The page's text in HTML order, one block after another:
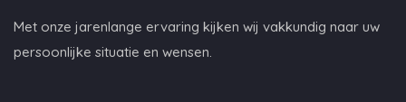
Met onze jarenlange ervaring kijken wij vakkundig naar uw
persoonlijke situatie en wensen.